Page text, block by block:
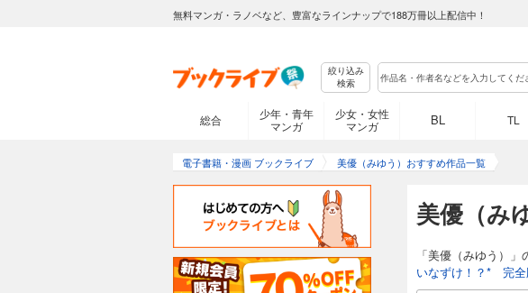
無料マンガ・ラノベなど、豊富なラインナップで188万冊以上配信中！
絞り込み
検索
総合
少年・青年
マンガ
少女・女性
マンガ
BL TL
電子書籍・漫画 ブックライブ 美優（みゆう）おすすめ作品一覧
美優（み
「美優（みゆう）」
いなずけ！？* 完全